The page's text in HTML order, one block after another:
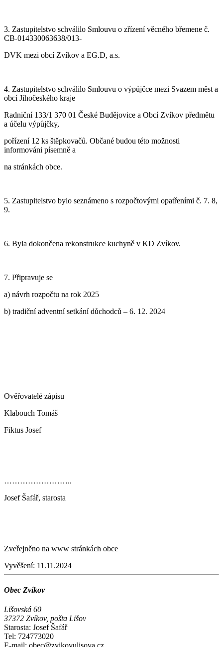
3. Zastupitelstvo schválilo Smlouvu o zřízení věcného břemene č.
CB-014330063638/013-
DVK mezi obcí Zvíkov a EG.D, a.s.
4. Zastupitelstvo schválilo Smlouvu o výpůjčce mezi Svazem měst a
obcí Jihočeského kraje
Radniční 133/1 370 01 České Budějovice a Obcí Zvíkov předmětu
a účelu výpůjčky,
pořízení 12 ks štěpkovačů. Občané budou této možnosti
informováni písemně a
na stránkách obce.
5. Zastupitelstvo bylo seznámeno s rozpočtovými opatřeními č. 7. 8,
9.
6. Byla dokončena rekonstrukce kuchyně v KD Zvíkov.
7. Připravuje se
a) návrh rozpočtu na rok 2025
b) tradiční adventní setkání důchodců – 6. 12. 2024
Ověřovatelé zápisu
Klabouch Tomáš
Fiktus Josef
……………………..
Josef Šafář, starosta
Zveřejněno na www stránkách obce
Vyvěšení: 11.11.2024
Obec Zvíkov
Lišovská 60
37372 Zvíkov, pošta Lišov
Starosta: Josef Šafář
Tel: 724773020